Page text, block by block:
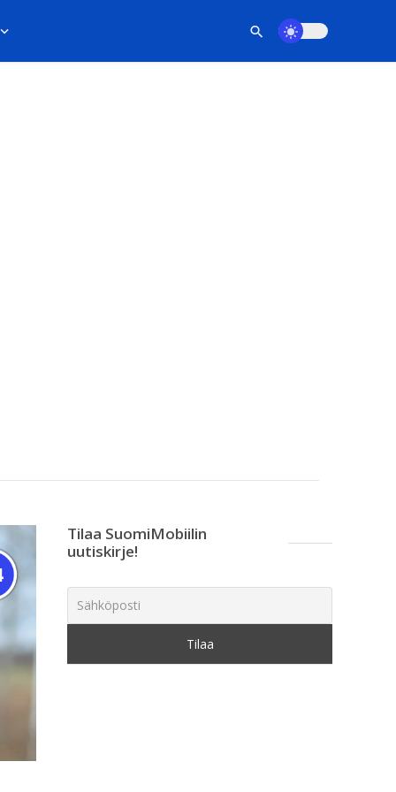
Tilaa SuomiMobiilin
uutiskirje!